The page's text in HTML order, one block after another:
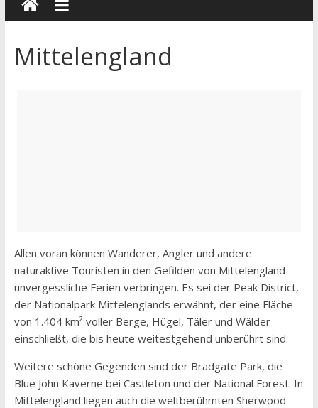
Mittelengland
Allen voran können Wanderer, Angler und andere
naturaktive Touristen in den Gefilden von Mittelengland
unvergessliche Ferien verbringen. Es sei der Peak District,
der Nationalpark Mittelenglands erwähnt, der eine Fläche
von 1.404 km² voller Berge, Hügel, Täler und Wälder
einschließt, die bis heute weitestgehend unberührt sind.
Weitere schöne Gegenden sind der Bradgate Park, die
Blue John Kaverne bei Castleton und der National Forest. In
Mittelengland liegen auch die weltberühmten Sherwood-